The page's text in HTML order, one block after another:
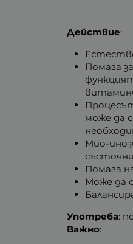
Действие:
Помага
може да
Мио-
Помага
Може да
Употреба:
Важно: